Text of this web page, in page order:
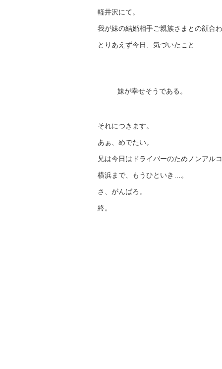
軽井沢にて。
我が妹の結婚相手ご親族さまとの顔合
とりあえず今日、気づいたこと…
妹が幸せそうである。
それにつきます。
あぁ、めでたい。
兄は今日はドライバーのためノンアル
横浜まで、もうひといき…。
さ、がんばろ。
終。